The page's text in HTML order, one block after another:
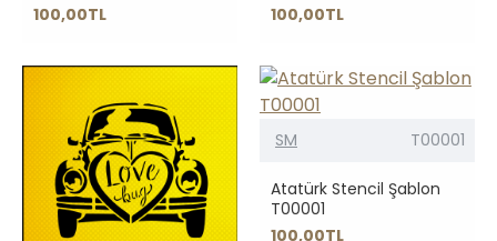
100,00TL
100,00TL
SM T00001
Atatürk Stencil Şablon
T00001
100,00TL